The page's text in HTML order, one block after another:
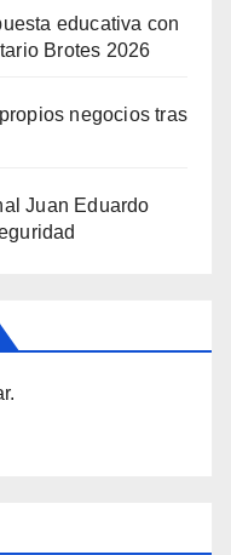
educativa con
Brotes 2026
negocios tras
Juan Eduardo